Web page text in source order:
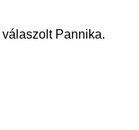
Pannika.